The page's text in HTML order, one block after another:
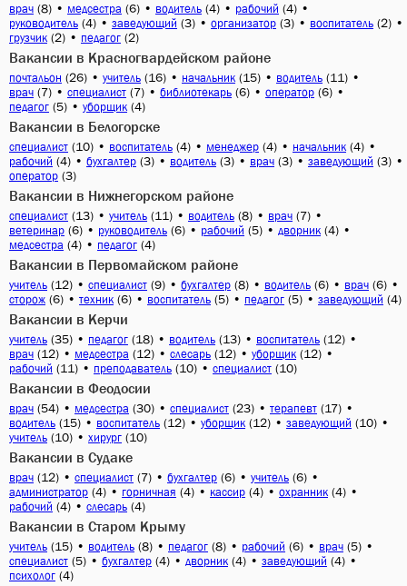
врач (8) • медсестра (6) • водитель (4) • рабочий (4) •
руководитель (4) • заведующий (3) • организатор (3) • воспитатель (2) •
грузчик (2) • педагог (2)
Вакансии в Красногвардейском районе
почтальон (26) • учитель (16) • начальник (15) • водитель (11) •
врач (7) • специалист (7) • библиотекарь (6) • оператор (6) •
педагог (5) • уборщик (4)
Вакансии в Белогорске
специалист (10) • воспитатель (4) • менеджер (4) • начальник (4) •
рабочий (4) • бухгалтер (3) • водитель (3) • врач (3) • заведующий (3) •
оператор (3)
Вакансии в Нижнегорском районе
специалист (13) • учитель (11) • водитель (8) • врач (7) •
ветеринар (6) • руководитель (6) • рабочий (5) • дворник (4) •
медсестра (4) • педагог (4)
Вакансии в Первомайском районе
учитель (12) • специалист (9) • бухгалтер (8) • водитель (6) • врач (6) •
сторож (6) • техник (6) • воспитатель (5) • педагог (5) • заведующий (4)
Вакансии в Керчи
учитель (35) • педагог (18) • водитель (13) • воспитатель (12) •
врач (12) • медсестра (12) • слесарь (12) • уборщик (12) •
рабочий (11) • преподаватель (10) • специалист (10)
Вакансии в Феодосии
врач (54) • медсестра (30) • специалист (23) • терапевт (17) •
водитель (15) • воспитатель (12) • уборщик (12) • заведующий (10) •
учитель (10) • хирург (10)
Вакансии в Судаке
врач (12) • специалист (7) • бухгалтер (6) • учитель (6) •
администратор (4) • горничная (4) • кассир (4) • охранник (4) •
рабочий (4) • слесарь (4)
Вакансии в Старом Крыму
учитель (15) • водитель (8) • педагог (8) • рабочий (6) • врач (5) •
специалист (5) • бухгалтер (4) • дворник (4) • заведующий (4) •
психолог (4)